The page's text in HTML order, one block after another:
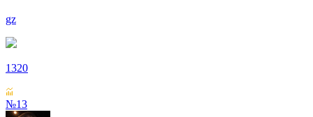
gz
1320
№13